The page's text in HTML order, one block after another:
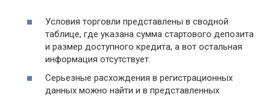
Условия торговли представлены в сводной
таблице, где указана сумма стартового депозита
и размер доступного кредита, а вот остальная
информация отсутствует.
Серьезные расхождения в регистрационных
данных можно найти и в представленных